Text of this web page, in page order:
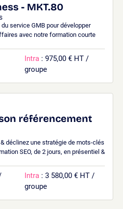
- MKT.80
service GMB pour développer
avec notre formation courte
Intra : 975,00 € HT /
groupe
référencement
déclinez une stratégie de mots-clés
SEO, de 2 jours, en présentiel &
Intra : 3 580,00 € HT /
groupe